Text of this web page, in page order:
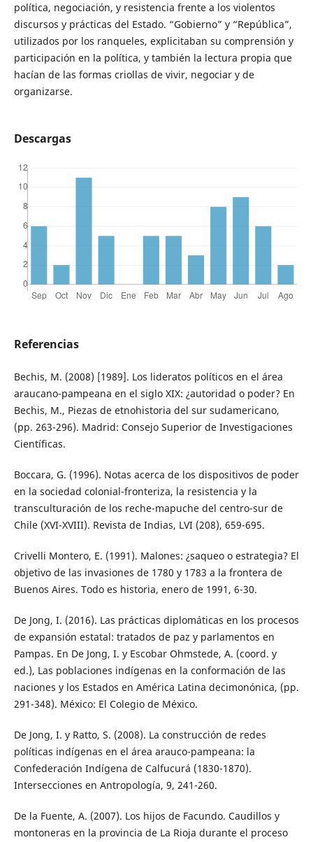
política, negociación, y resistencia frente a los violentos
discursos y prácticas del Estado. “Gobierno” y “República”,
utilizados por los ranqueles, explicitaban su comprensión y
participación en la política, y también la lectura propia que
hacían de las formas criollas de vivir, negociar y de
organizarse.
Descargas
Referencias
Bechis, M. (2008) [1989]. Los lideratos políticos en el área
araucano-pampeana en el siglo XIX: ¿autoridad o poder? En
Bechis, M., Piezas de etnohistoria del sur sudamericano,
(pp. 263-296). Madrid: Consejo Superior de Investigaciones
Científicas.
Boccara, G. (1996). Notas acerca de los dispositivos de poder
en la sociedad colonial-fronteriza, la resistencia y la
transculturación de los reche-mapuche del centro-sur de
Chile (XVI-XVIII). Revista de Indias, LVI (208), 659-695.
Crivelli Montero, E. (1991). Malones: ¿saqueo o estrategia? El
objetivo de las invasiones de 1780 y 1783 a la frontera de
Buenos Aires. Todo es historia, enero de 1991, 6-30.
De Jong, I. (2016). Las prácticas diplomáticas en los procesos
de expansión estatal: tratados de paz y parlamentos en
Pampas. En De Jong, I. y Escobar Ohmstede, A. (coord. y
ed.), Las poblaciones indígenas en la conformación de las
naciones y los Estados en América Latina decimonónica, (pp.
291-348). México: El Colegio de México.
De Jong, I. y Ratto, S. (2008). La construcción de redes
políticas indígenas en el área arauco-pampeana: la
Confederación Indígena de Calfucurá (1830-1870).
Intersecciones en Antropología, 9, 241-260.
De la Fuente, A. (2007). Los hijos de Facundo. Caudillos y
montoneras en la provincia de La Rioja durante el proceso